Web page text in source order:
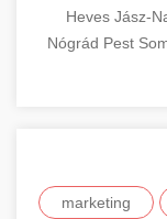
Heves Jász-
Nógrád Pest
marketing